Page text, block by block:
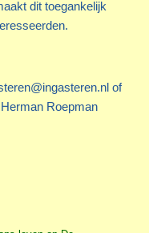
dit toegankelijk
of
Roepman